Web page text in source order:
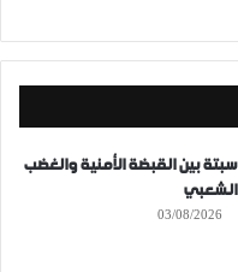
سبتة بين القبضة الأمنية والغضب
الشعبي
03/08/2026